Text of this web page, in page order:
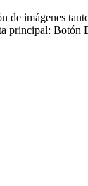
imágenes
principal: